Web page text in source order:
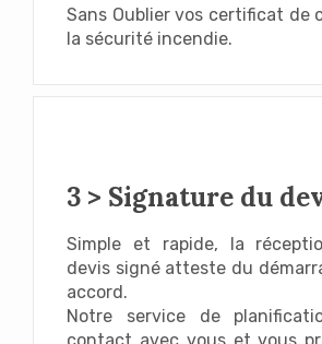
Sans Oublier vos certificat de
la sécurité incendie.
3 > Signature du
Simple et rapide,
la
devis signé atteste du
accord .
Notre service de